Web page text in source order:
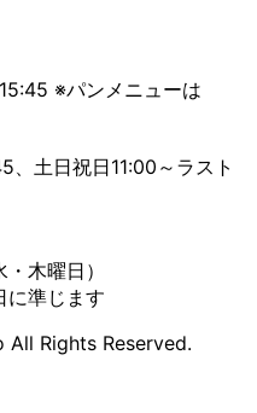
※パンメニューは
、土日祝日11:00～ラスト
木曜日）
に準じます
Rights Reserved.